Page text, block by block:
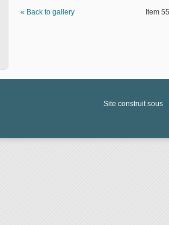
« Back to gallery Item
Site construit sous